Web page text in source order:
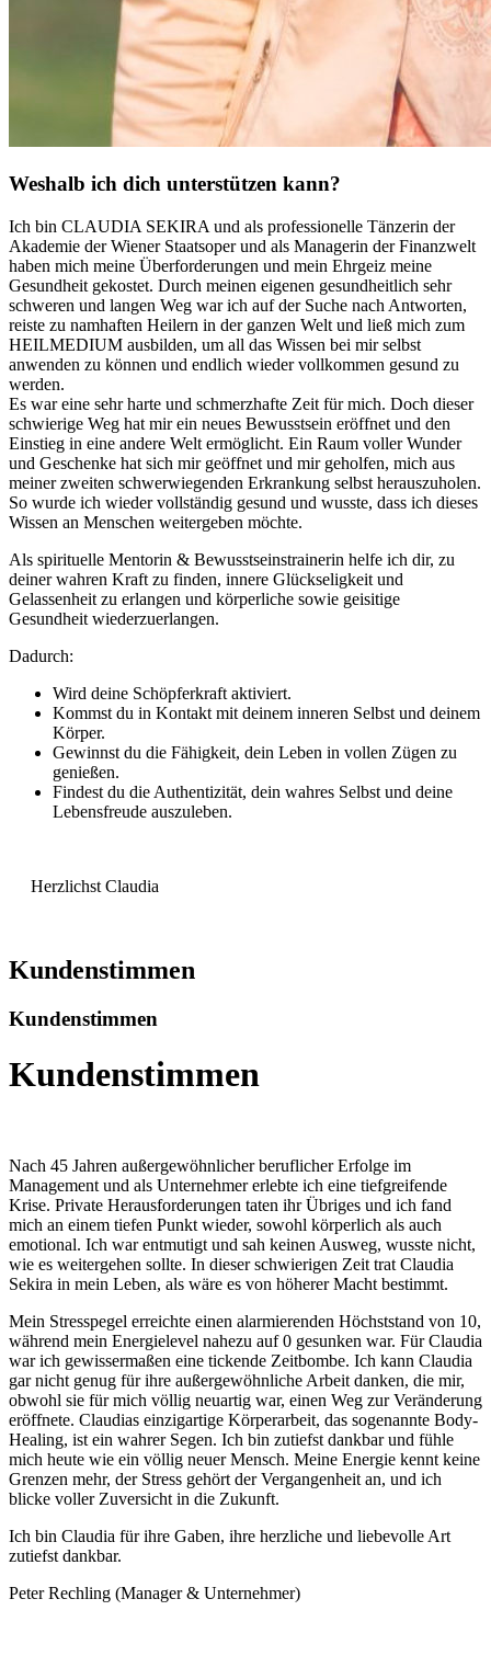
Weshalb ich dich unterstützen kann?
Ich bin CLAUDIA SEKIRA und als professionelle Tänzerin der
Akademie der Wiener Staatsoper und als Managerin der Finanzwelt
haben mich meine Überforderungen und mein Ehrgeiz meine
Gesundheit gekostet. Durch meinen eigenen gesundheitlich sehr
schweren und langen Weg war ich auf der Suche nach Antworten,
reiste zu namhaften Heilern in der ganzen Welt und ließ mich zum
HEILMEDIUM ausbilden, um all das Wissen bei mir selbst
anwenden zu können und endlich wieder vollkommen gesund zu
werden.
Es war eine sehr harte und schmerzhafte Zeit für mich. Doch dieser
schwierige Weg hat mir ein neues Bewusstsein eröffnet und den
Einstieg in eine andere Welt ermöglicht. Ein Raum voller Wunder
und Geschenke hat sich mir geöffnet und mir geholfen, mich aus
meiner zweiten schwerwiegenden Erkrankung selbst herauszuholen.
So wurde ich wieder vollständig gesund und wusste, dass ich dieses
Wissen an Menschen weitergeben möchte.
Als spirituelle Mentorin & Bewusstseinstrainerin helfe ich dir, zu
deiner wahren Kraft zu finden, innere Glückseligkeit und
Gelassenheit zu erlangen und körperliche sowie geisitige
Gesundheit wiederzuerlangen.
Dadurch:
Wird deine Schöpferkraft aktiviert.
Kommst du in Kontakt mit deinem inneren Selbst und deinem
Körper.
Gewinnst du die Fähigkeit, dein Leben in vollen Zügen zu
genießen.
Findest du die Authentizität, dein wahres Selbst und deine
Lebensfreude auszuleben.
Herzlichst Claudia
Kundenstimmen
Kundenstimmen
Kundenstimmen
Nach 45 Jahren außergewöhnlicher beruflicher Erfolge im
Management und als Unternehmer erlebte ich eine tiefgreifende
Krise. Private Herausforderungen taten ihr Übriges und ich fand
mich an einem tiefen Punkt wieder, sowohl körperlich als auch
emotional. Ich war entmutigt und sah keinen Ausweg, wusste nicht,
wie es weitergehen sollte. In dieser schwierigen Zeit trat Claudia
Sekira in mein Leben, als wäre es von höherer Macht bestimmt.
Mein Stresspegel erreichte einen alarmierenden Höchststand von 10,
während mein Energielevel nahezu auf 0 gesunken war. Für Claudia
war ich gewissermaßen eine tickende Zeitbombe. Ich kann Claudia
gar nicht genug für ihre außergewöhnliche Arbeit danken, die mir,
obwohl sie für mich völlig neuartig war, einen Weg zur Veränderung
eröffnete. Claudias einzigartige Körperarbeit, das sogenannte Body-
Healing, ist ein wahrer Segen. Ich bin zutiefst dankbar und fühle
mich heute wie ein völlig neuer Mensch. Meine Energie kennt keine
Grenzen mehr, der Stress gehört der Vergangenheit an, und ich
blicke voller Zuversicht in die Zukunft.
Ich bin Claudia für ihre Gaben, ihre herzliche und liebevolle Art
zutiefst dankbar.
Peter Rechling (Manager & Unternehmer)